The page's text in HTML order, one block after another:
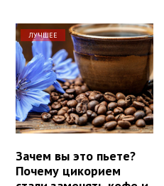
ЛУЧШЕЕ
Зачем вы это пьете?
Почему цикорием